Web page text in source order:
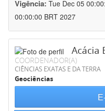
Vigência: Tue Dec 05
00:00:00 BRT 2027
Acácia
COORDENADOR(A)
CIÊNCIAS EXATAS E DA TERRA
Geociências